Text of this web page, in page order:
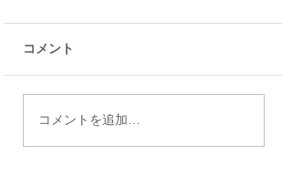
瑞江で最適な個別指導
コメント
コメントを追加…